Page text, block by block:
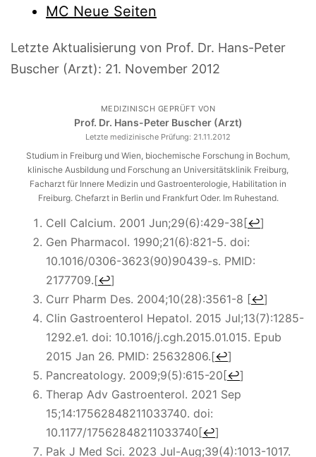
MC Neue Seiten
Letzte Aktualisierung von Prof. Dr. Hans-Peter
Buscher (Arzt): 21. November 2012
MEDIZINISCH GEPRÜFT VON
Prof. Dr. Hans-Peter Buscher (Arzt)
Letzte medizinische Prüfung: 21.11.2012
Studium in Freiburg und Wien, biochemische Forschung in Bochum,
klinische Ausbildung und Forschung an Universitätsklinik Freiburg,
Facharzt für Innere Medizin und Gastroenterologie, Habilitation in
Freiburg. Chefarzt in Berlin und Frankfurt Oder. Im Ruhestand.
Cell Calcium. 2001 Jun;29(6):429-38[↩]
Gen Pharmacol. 1990;21(6):821-5. doi:
10.1016/0306-3623(90)90439-s. PMID:
2177709.[↩]
Curr Pharm Des. 2004;10(28):3561-8 [↩]
Clin Gastroenterol Hepatol. 2015 Jul;13(7):1285-
1292.e1. doi: 10.1016/j.cgh.2015.01.015. Epub
2015 Jan 26. PMID: 25632806.[↩]
Pancreatology. 2009;9(5):615-20[↩]
Therap Adv Gastroenterol. 2021 Sep
15;14:17562848211033740. doi:
10.1177/17562848211033740[↩]
Pak J Med Sci. 2023 Jul-Aug;39(4):1013-1017.